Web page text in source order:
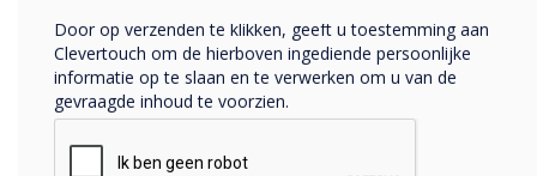
4. Tijd is kostbaar, gebruik het goed.
Door op verzenden te klikken, geeft u toestemming aan
Clevertouch om de hierboven ingediende persoonlijke
informatie op te slaan en te verwerken om u van de
gevraagde inhoud te voorzien.